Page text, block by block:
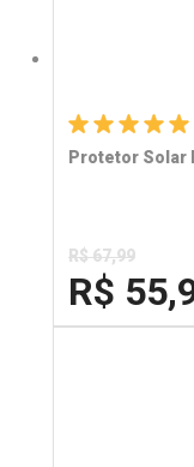
Protetor Solar
R$ 67,99
R$